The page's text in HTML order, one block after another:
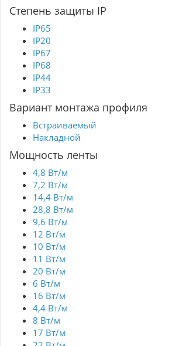
Степень защиты IP
IP65
IP20
IP67
IP68
IP44
IP33
Вариант монтажа профиля
Встраиваемый
Накладной
Мощность ленты
4,8 Вт/м
7,2 Вт/м
14,4 Вт/м
28,8 Вт/м
9,6 Вт/м
12 Вт/м
10 Вт/м
11 Вт/м
20 Вт/м
6 Вт/м
16 Вт/м
4,4 Вт/м
8 Вт/м
17 Вт/м